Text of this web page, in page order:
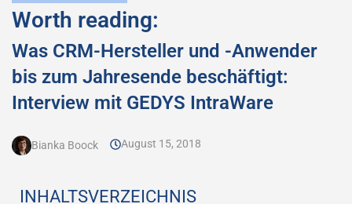
Worth reading:
Was CRM-Hersteller und -Anwender
bis zum Jahresende beschäftigt:
Interview mit GEDYS IntraWare
Bianka Boock August 15, 2018
INHALTSVERZEICHNIS